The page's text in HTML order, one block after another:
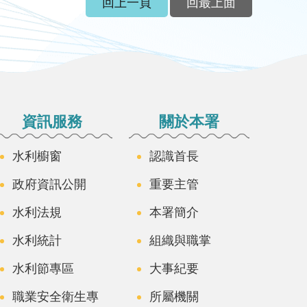
資訊服務
水利櫥窗
政府資訊公開
水利法規
水利統計
水利節專區
職業安全衛生專
關於本署
認識首長
重要主管
本署簡介
組織與職掌
大事紀要
所屬機關